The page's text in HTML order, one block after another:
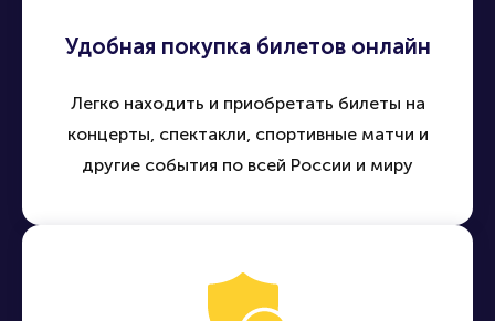
Удобная покупка билетов онлайн
Легко находить и приобретать билеты на
концерты, спектакли, спортивные матчи и
другие события по всей России и миру